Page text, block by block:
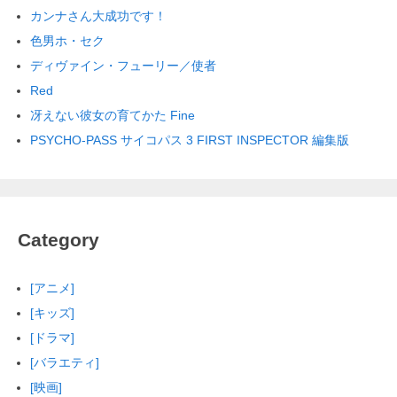
カンナさん大成功です！
色男ホ・セク
ディヴァイン・フューリー／使者
Red
冴えない彼女の育てかた Fine
PSYCHO-PASS サイコパス 3 FIRST INSPECTOR 編集版
Category
[アニメ]
[キッズ]
[ドラマ]
[バラエティ]
[映画]